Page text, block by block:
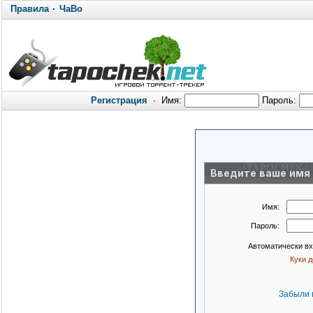
Правила· ЧаВо
Регистрация · Имя: Пароль:
Введите ваше имя
Имя:
Пароль:
Автоматически
Куки
Забыли